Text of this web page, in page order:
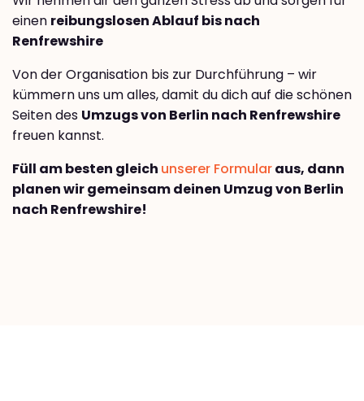
einen reibungslosen Ablauf bis nach
Renfrewshire
Von der Organisation bis zur Durchführung – wir
kümmern uns um alles, damit du dich auf die schönen
Seiten des Umzugs von Berlin nach Renfrewshire
freuen kannst.
Füll am besten gleich unserer Formularaus, dann
planen wir gemeinsam deinen Umzug von Berlin
nach Renfrewshire!